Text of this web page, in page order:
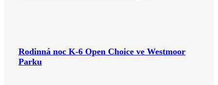
Rodinná noc K-6 Open Choice ve Westmoor
Parku